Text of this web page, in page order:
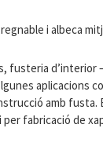
i albeca
fusteria
aplicacions
amb fusta.
fabricació de